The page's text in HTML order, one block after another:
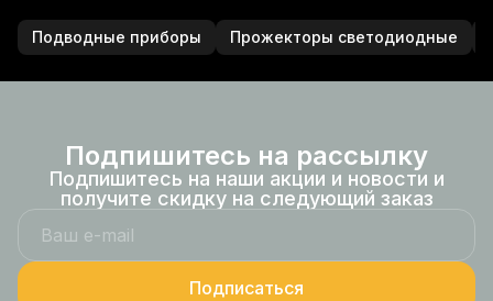
Подводные приборы Прожекторы светодиодные
Подпишитесь на рассылку
Подпишитесь на наши акции и новости и
получите скидку на следующий заказ
Подписаться